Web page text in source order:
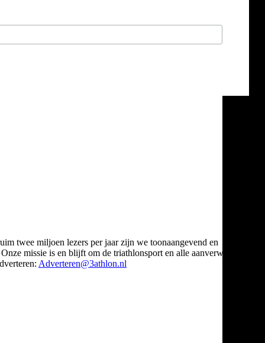
twee miljoen lezers per jaar zijn we toonaangevend en
missie is en blijft om de triathlonsport en alle aanverwante
Adverteren@3athlon.nl